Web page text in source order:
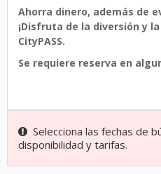
Ahorra dinero, además de
¡Disfruta de la diversión y
CityPASS.
Se requiere reserva en
Selecciona las fechas de
disponibilidad y tarifas.